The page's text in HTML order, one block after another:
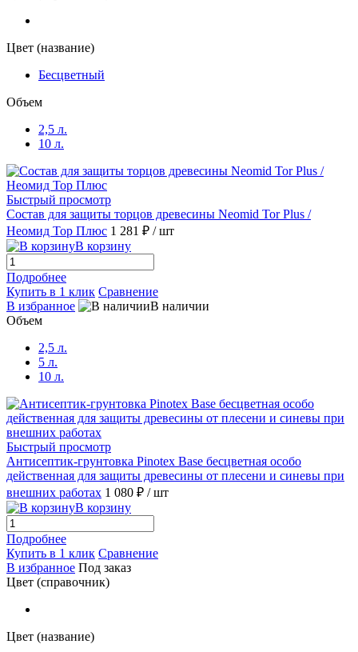
Цвет (название)
Бесцветный
Объем
2,5 л.
10 л.
Быстрый просмотр
Состав для защиты торцов древесины Neomid Tor Plus /
Неомид Тор Плюс 1 281 ₽ / шт
В корзину
Подробнее
Купить в 1 клик Сравнение
В избранное
В наличии
Объем
2,5 л.
5 л.
10 л.
Быстрый просмотр
Антисептик-грунтовка Pinotex Base бесцветная особо
действенная для защиты древесины от плесени и синевы при
внешних работах 1 080 ₽ / шт
В корзину
Подробнее
Купить в 1 клик Сравнение
В избранное Под заказ
Цвет (справочник)
Цвет (название)